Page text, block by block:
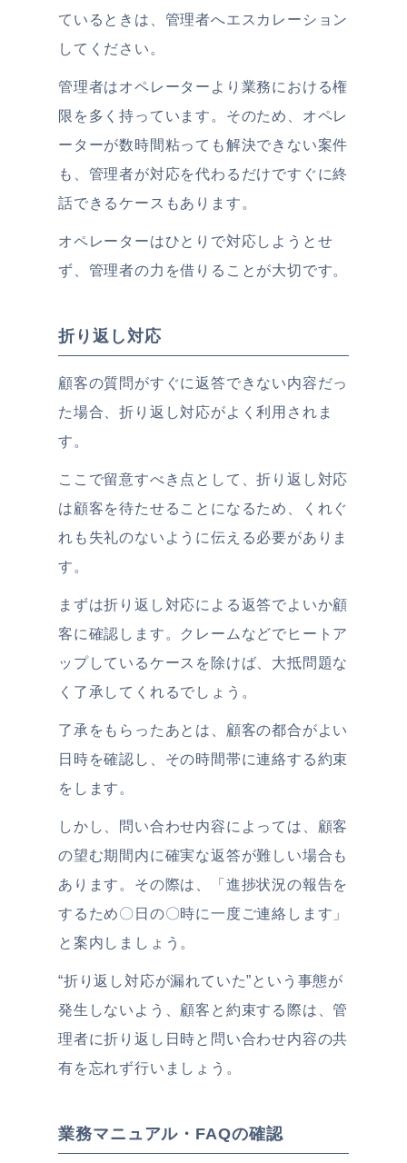
ているときは、管理者へエスカレーション
してください。
管理者はオペレーターより業務における権
限を多く持っています。そのため、オペレ
ーターが数時間粘っても解決できない案件
も、管理者が対応を代わるだけですぐに終
話できるケースもあります。
オペレーターはひとりで対応しようとせ
ず、管理者の力を借りることが大切です。
折り返し対応
顧客の質問がすぐに返答できない内容だっ
た場合、折り返し対応がよく利用されま
す。
ここで留意すべき点として、折り返し対応
は顧客を待たせることになるため、くれぐ
れも失礼のないように伝える必要がありま
す。
まずは折り返し対応による返答でよいか顧
客に確認します。クレームなどでヒートア
ップしているケースを除けば、大抵問題な
く了承してくれるでしょう。
了承をもらったあとは、顧客の都合がよい
日時を確認し、その時間帯に連絡する約束
をします。
しかし、問い合わせ内容によっては、顧客
の望む期間内に確実な返答が難しい場合も
あります。その際は、「進捗状況の報告を
するため〇日の〇時に一度ご連絡します」
と案内しましょう。
“折り返し対応が漏れていた”という事態が
発生しないよう、顧客と約束する際は、管
理者に折り返し日時と問い合わせ内容の共
有を忘れず行いましょう。
業務マニュアル・FAQの確認